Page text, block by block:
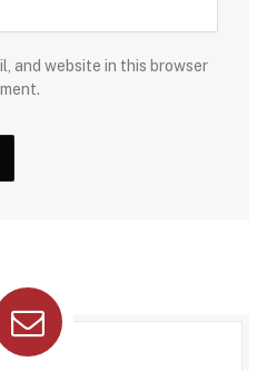
and website in this browser